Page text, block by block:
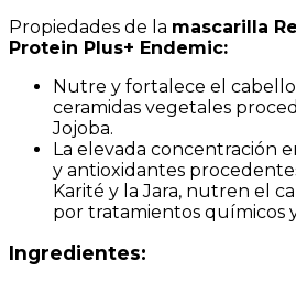
Propiedades de la mascarilla
Protein Plus+ Endemic:
Nutre y fortalece el cabello
ceramidas vegetales
Jojoba.
La elevada concentración
y antioxidantes
Karité y la Jara, nutren el
por tratamientos químicos
Ingredientes: